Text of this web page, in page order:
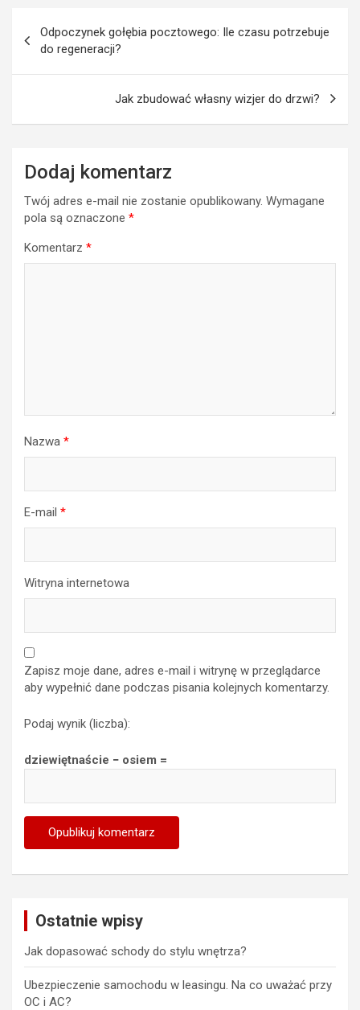
wpisu
Odpoczynek gołębia pocztowego: Ile czasu potrzebuje
do regeneracji?
Jak zbudować własny wizjer do drzwi?
Dodaj komentarz
Twój adres e-mail nie zostanie opublikowany. Wymagane
pola są oznaczone *
Komentarz *
Nazwa *
E-mail *
Witryna internetowa
Zapisz moje dane, adres e-mail i witrynę w przeglądarce
aby wypełnić dane podczas pisania kolejnych komentarzy.
Podaj wynik (liczba):
dziewiętnaście − osiem =
Ostatnie wpisy
Jak dopasować schody do stylu wnętrza?
Ubezpieczenie samochodu w leasingu. Na co uważać przy
OC i AC?